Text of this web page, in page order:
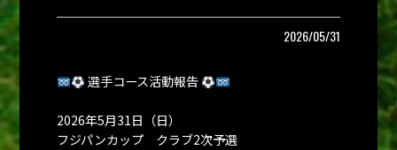
2026/05/31
選手コース活動報告
2026年5月31日（日）
フジパンカップ クラブ2次予選